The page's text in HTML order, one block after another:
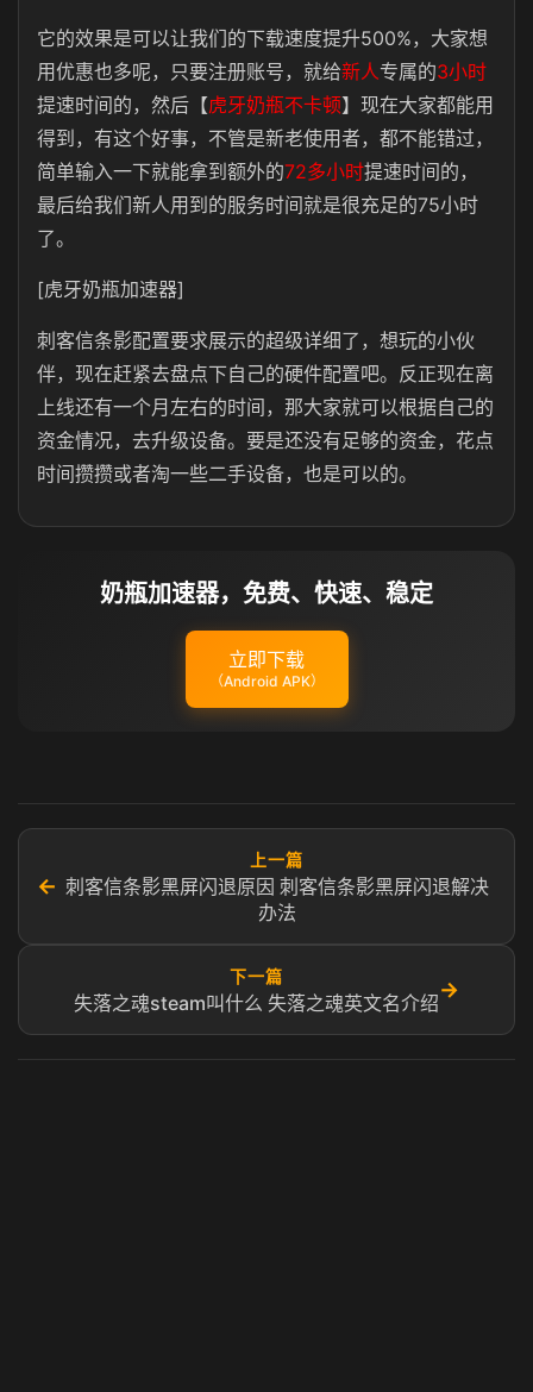
它的效果是可以让我们的下载速度提升500%，大家想
用优惠也多呢，只要注册账号，就给新人专属的3小时
提速时间的，然后【虎牙奶瓶不卡顿】现在大家都能用
得到，有这个好事，不管是新老使用者，都不能错过，
简单输入一下就能拿到额外的72多小时提速时间的，
最后给我们新人用到的服务时间就是很充足的75小时
了。
[虎牙奶瓶加速器]
刺客信条影配置要求展示的超级详细了，想玩的小伙
伴，现在赶紧去盘点下自己的硬件配置吧。反正现在离
上线还有一个月左右的时间，那大家就可以根据自己的
资金情况，去升级设备。要是还没有足够的资金，花点
时间攒攒或者淘一些二手设备，也是可以的。
奶瓶加速器，免费、快速、稳定
立即下载
（Android APK）
←
上一篇
刺客信条影黑屏闪退原因 刺客信条影黑屏闪退解决
办法
下一篇
失落之魂steam叫什么 失落之魂英文名介绍
→